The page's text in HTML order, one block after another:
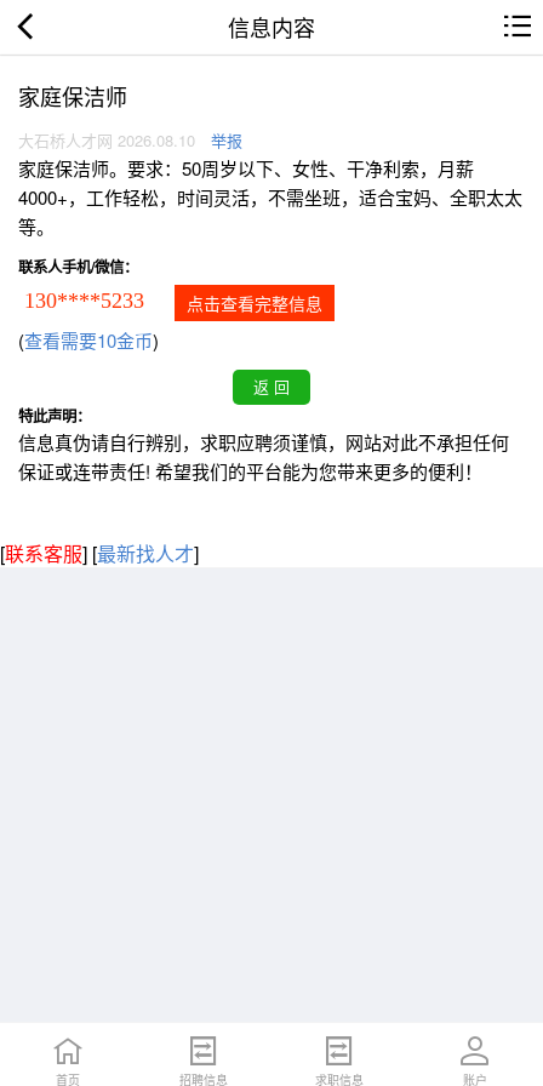
信息内容
家庭保洁师
大石桥人才网 2026.08.10 举报
家庭保洁师。要求：50周岁以下、女性、干净利索，月薪
4000+，工作轻松，时间灵活，不需坐班，适合宝妈、全职太太
等。
联系人手机/微信：
130****5233 点击查看完整信息
(查看需要10金币)
特此声明：
信息真伪请自行辨别，求职应聘须谨慎，网站对此不承担任何
保证或连带责任! 希望我们的平台能为您带来更多的便利！
[联系客服] [最新找人才]
首页 招聘信息 求职信息 账户